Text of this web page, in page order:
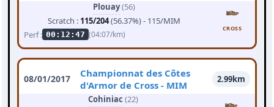
Plouay(56)
Scratch : 115/204(56.37%) - 115/MIM
Perf : 00:12:47 (04:07/km)
CROSS
08/01/2017
Championnat des Côtes
d'Armor de Cross - MIM
2.99km
Cohiniac (22)